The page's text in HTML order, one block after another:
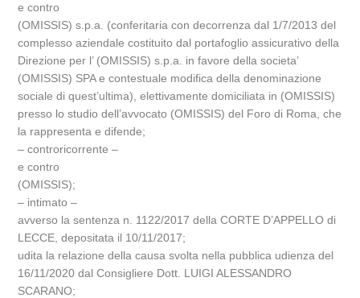
e contro
(OMISSIS) s.p.a. (conferitaria con decorrenza dal 1/7/2013 del
complesso aziendale costituito dal portafoglio assicurativo della
Direzione per l’ (OMISSIS) s.p.a. in favore della societa’
(OMISSIS) SPA e contestuale modifica della denominazione
sociale di quest’ultima), elettivamente domiciliata in (OMISSIS)
presso lo studio dell’avvocato (OMISSIS) del Foro di Roma, che
la rappresenta e difende;
– controricorrente –
e contro
(OMISSIS);
– intimato –
avverso la sentenza n. 1122/2017 della CORTE D’APPELLO di
LECCE, depositata il 10/11/2017;
udita la relazione della causa svolta nella pubblica udienza del
16/11/2020 dal Consigliere Dott. LUIGI ALESSANDRO
SCARANO;